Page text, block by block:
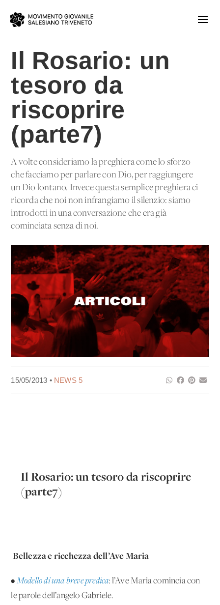
Il Rosario: un
tesoro da
riscoprire
(parte7)
A volte consideriamo la preghiera come lo sforzo
che facciamo per parlare con Dio, per raggiungere
un Dio lontano. Invece questa semplice preghiera ci
ricorda che noi non infrangiamo il silenzio: siamo
introdotti in una conversazione che era già
cominciata senza di noi.
15/05/2013 • NEWS 5
Il Rosario: un tesoro da riscoprire
(parte7)
Bellezza e ricchezza dell’Ave Maria
•Modello di una breve predica: l’Ave Maria comincia con
le parole dell’angelo Gabriele.